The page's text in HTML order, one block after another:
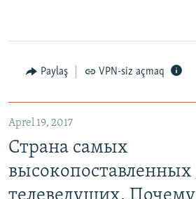
Paylaş VPN-siz açmaq
Aprel 19, 2017
Страна самых
высокопоставленных